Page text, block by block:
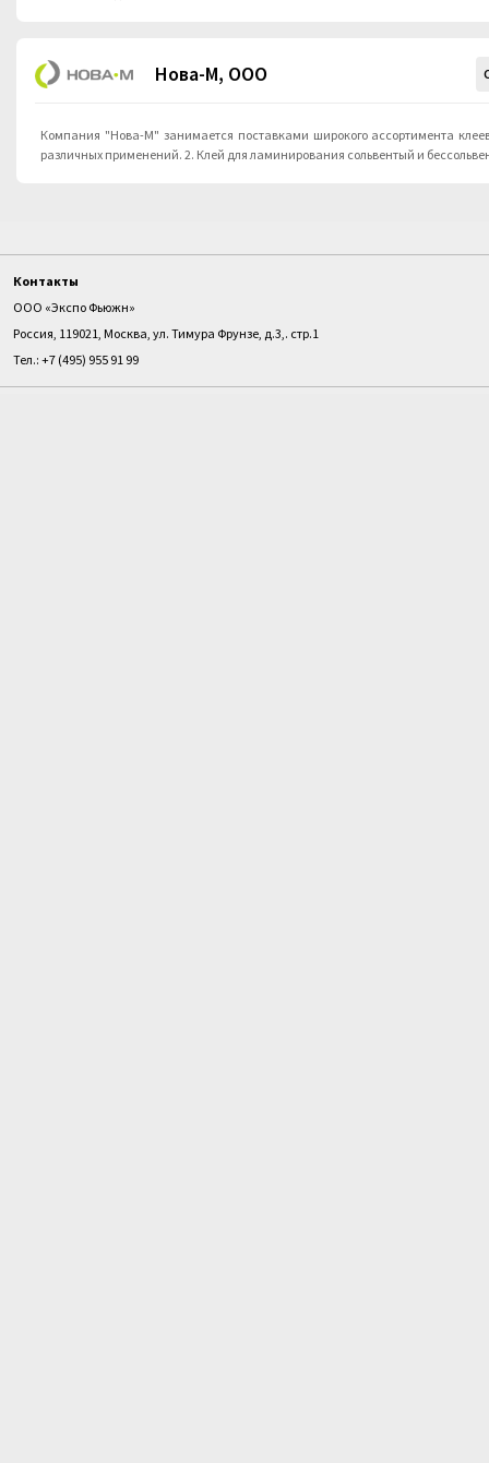
Нова-М, ООО
Компания "Нова-М" занимается поставками широкого ассортимента
различных применений. 2. Клей для ламинирования сольвентый и
Контакты
ООО «Экспо Фьюжн»
Россия, 119021, Москва, ул. Тимура Фрунзе, д.3,. стр.1
Тел.: +7 (495) 955 91 99